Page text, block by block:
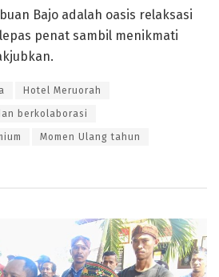
Bajo adalah oasis relaksasi
penat sambil menikmati
Hotel Meruorah
berkolaborasi
Momen Ulang tahun